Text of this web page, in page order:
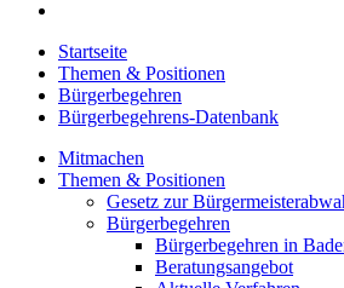
Startseite
Themen & Positionen
Bürgerbegehren
Bürgerbegehrens-Datenbank
Mitmachen
Themen & Positionen
Gesetz zur
Bürgerbegehren
Bürgerbegehren in
Beratungsangebot